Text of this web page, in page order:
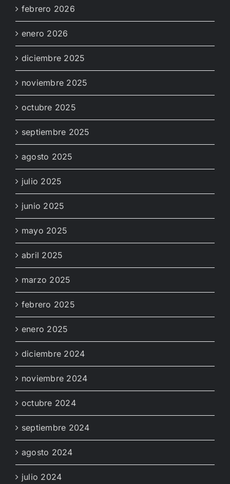
febrero 2026
enero 2026
diciembre 2025
noviembre 2025
octubre 2025
septiembre 2025
agosto 2025
julio 2025
junio 2025
mayo 2025
abril 2025
marzo 2025
febrero 2025
enero 2025
diciembre 2024
noviembre 2024
octubre 2024
septiembre 2024
agosto 2024
julio 2024